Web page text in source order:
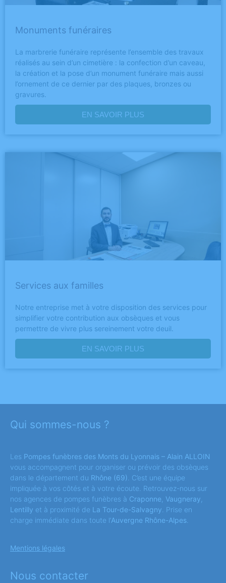
Monuments funéraires
La marbrerie funéraire représente l’ensemble des travaux
réalisés au sein d’un cimetière : la confection d’un caveau,
la création et la pose d’un monument funéraire mais aussi
l’ornement de ce dernier par des plaques, bronzes ou
gravures.
EN SAVOIR PLUS
Services aux familles
Notre entreprise met à votre disposition des services pour
simplifier votre contribution aux obsèques et vous
permettre de vivre plus sereinement votre deuil.
EN SAVOIR PLUS
Qui sommes-nous ?
Les Pompes funèbres des Monts du Lyonnais – Alain ALLOIN
vous accompagnent pour organiser ou prévoir des obsèques
dans le département du Rhône (69) . C’est une équipe
impliquée à vos côtés et à votre écoute. Retrouvez-nous sur
nos agences de pompes funèbres à Craponne Vaugneray
Lentilly et à proximité de La Tour-de-Salvagny . Prise en
charge immédiate dans toute l’Auvergne Rhône-Alpes
Mentions légales
Nous contacter